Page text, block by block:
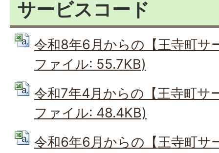
サービスコード
令和8年6月からの【王寺町サ
ファイル: 55.7KB)
令和7年4月からの【王寺町サ
ファイル: 48.4KB)
令和6年6月からの【王寺町サ